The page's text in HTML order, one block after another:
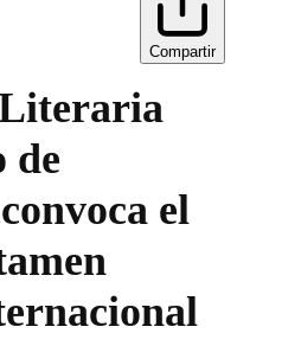
Compartir
de
el